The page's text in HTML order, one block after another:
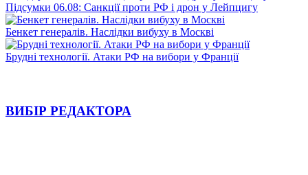
Підсумки 06.08: Санкції проти РФ і дрон у Лейпцигу
Бенкет генералів. Наслідки вибуху в Москві
Брудні технології. Атаки РФ на вибори у Франції
ВИБІР РЕДАКТОРА